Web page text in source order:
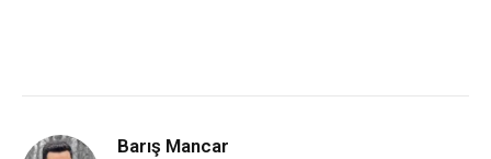
Barış Mancar